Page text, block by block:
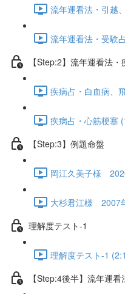
流年運看法・引越
流年運看法・受験
【Step:2】流年運看法・
疾病占・白血病、
疾病占・心筋梗塞
【Step:3】例題命盤
岡江久美子様
大杉君江様 2007
理解度テスト-1
理解度テスト-1
【Step:4後半】流年運